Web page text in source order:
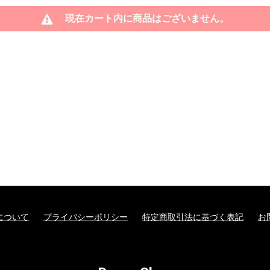
現在カート内に商品はございません。
ついて プライバシーポリシー 特定商取引法に基づく表記 お